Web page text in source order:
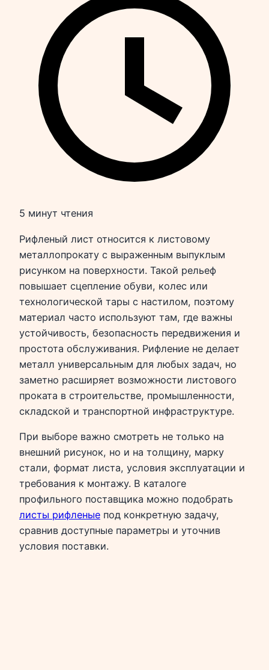
5 минут чтения
Рифленый лист относится к листовому
металлопрокату с выраженным выпуклым
рисунком на поверхности. Такой рельеф
повышает сцепление обуви, колес или
технологической тары с настилом, поэтому
материал часто используют там, где важны
устойчивость, безопасность передвижения и
простота обслуживания. Рифление не делает
металл универсальным для любых задач, но
заметно расширяет возможности листового
проката в строительстве, промышленности,
складской и транспортной инфраструктуре.
При выборе важно смотреть не только на
внешний рисунок, но и на толщину, марку
стали, формат листа, условия эксплуатации и
требования к монтажу. В каталоге
профильного поставщика можно подобрать
листы рифленые под конкретную задачу,
сравнив доступные параметры и уточнив
условия поставки.